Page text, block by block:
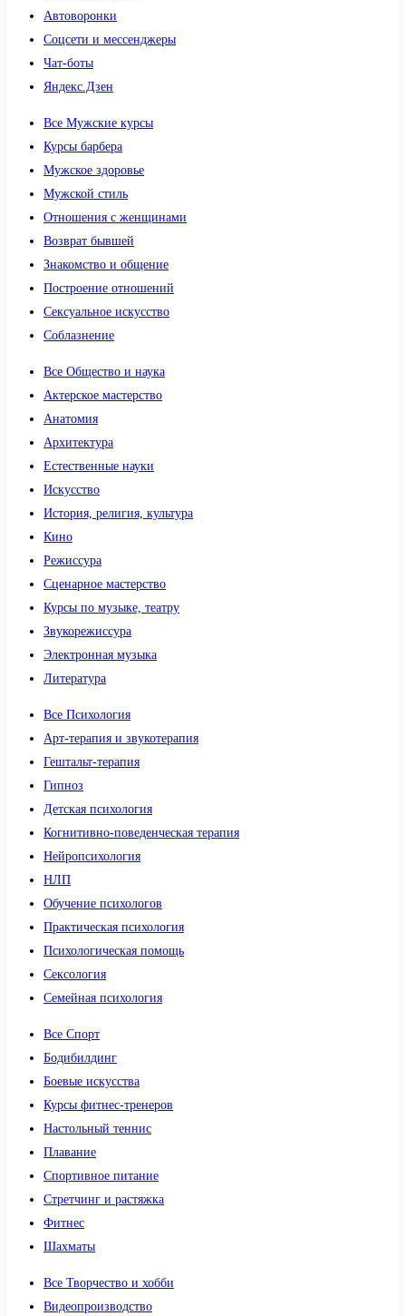
Автоворонки
Соцсети и мессенджеры
Чат-боты
Яндекс.Дзен
Все Мужские курсы
Курсы барбера
Мужское здоровье
Мужской стиль
Отношения с женщинами
Возврат бывшей
Знакомство и общение
Построение отношений
Сексуальное искусство
Соблазнение
Все Общество и наука
Актерское мастерство
Анатомия
Архитектура
Естественные науки
Искусство
История, религия, культура
Кино
Режиссура
Сценарное мастерство
Курсы по музыке, театру
Звукорежиссура
Электронная музыка
Литература
Все Психология
Арт-терапия и звукотерапия
Гештальт-терапия
Гипноз
Детская психология
Когнитивно-поведенческая терапия
Нейропсихология
НЛП
Обучение психологов
Практическая психология
Психологическая помощь
Сексология
Семейная психология
Все Спорт
Бодибилдинг
Боевые искусства
Курсы фитнес-тренеров
Настольный теннис
Плавание
Спортивное питание
Стретчинг и растяжка
Фитнес
Шахматы
Все Творчество и хобби
Видеопроизводство